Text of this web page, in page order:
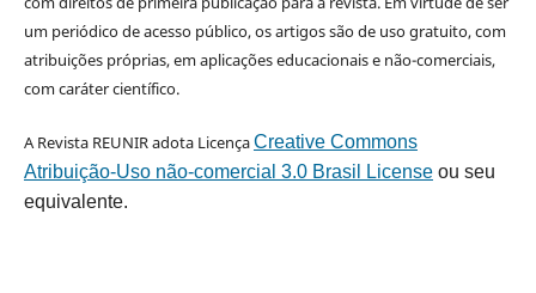
um periódico de acesso público, os artigos são de uso gratuito, com
atribuições próprias, em aplicações educacionais e não-comerciais,
com caráter científico.
A Revista REUNIR adota LicençaCreative Commons
Atribuição-Uso não-comercial 3.0 Brasil Licenseou seu
equivalente.